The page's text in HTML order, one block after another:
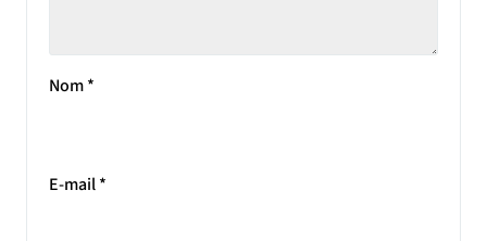
Nom*
E-mail*